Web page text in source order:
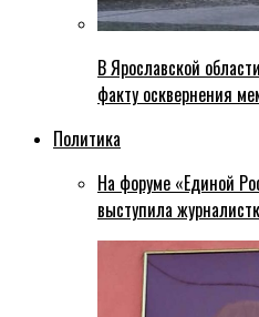
В Ярославской
факту осквернения
Политика
На форуме «Единой
выступила